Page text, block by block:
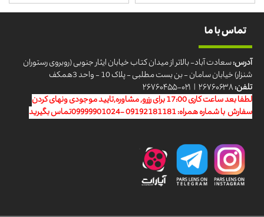
تماس با ما
آدرس:سعادت آباد- بالاتر از میدان کتاب خیابان ایثار جنوبی (روبروی رستوران
شنزار) خیابان سامان - بن بست مطلبی - پلاک 10 - واحد 3همکف
تلفن:۲۶۷۶۰۶۳۸ | ۰۲۱-۲۶۷۶۰۴۵۵
لطفا بعد ساعت کاری 17:00 برای رزرو, مشاوره,تایید موجودی ونهای کردن
سفارش با شماره همراه: 09192181181 -09999901024تماس بگیرید